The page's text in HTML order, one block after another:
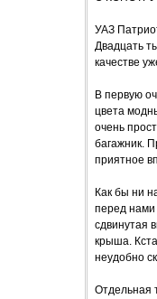
УАЗ
Двадцать
качестве
В первую
цвета
очень
багажник.
приятное
Как бы ни
перед нами
сдвинутая
крыша.
неудобно
Отдельная